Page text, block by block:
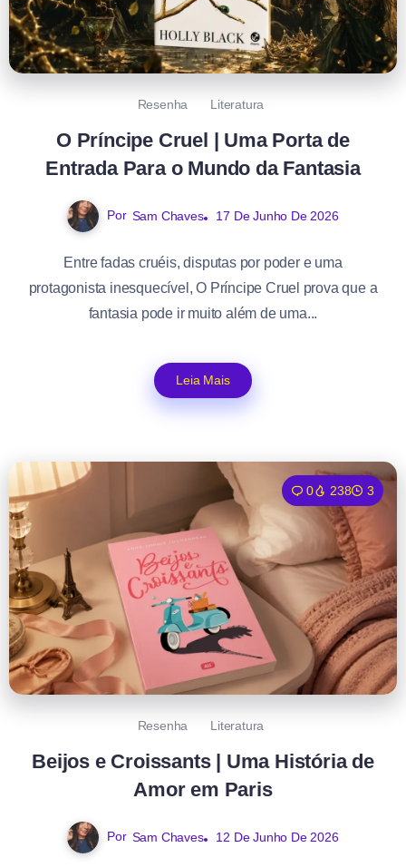
Resenha Literatura
O Príncipe Cruel | Uma Porta de
Entrada Para o Mundo da Fantasia
Por Sam Chaves 17 De Junho De 2026
Entre fadas cruéis, disputas por poder e uma
protagonista inesquecível, O Príncipe Cruel prova que a
fantasia pode ir muito além de uma...
Leia Mais
0 238 3
Resenha Literatura
Beijos e Croissants | Uma História de
Amor em Paris
Por Sam Chaves 12 De Junho De 2026